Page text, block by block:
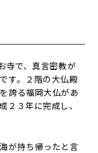
寺で、真言密教が
す。２階の大仏殿
誇る福岡大仏があ
２３年に完成し、
が持ち帰ったと言